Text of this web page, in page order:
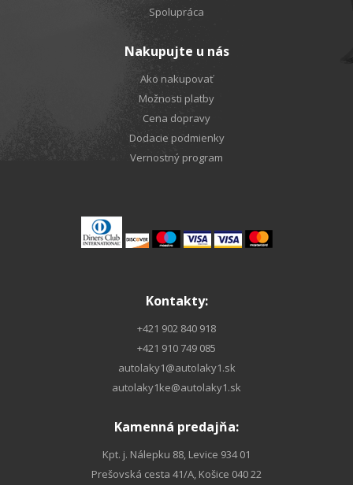
Spolupráca
Nakupujte u nás
Ako nakupovať
Možnosti platby
Cena dopravy
Dodacie podmienky
Vernostný program
Kontakty:
+421 902 840 918
+421 910 749 085
autolaky1@autolaky1.sk
autolaky1ke@autolaky1.sk
Kamenná predajňa:
Kpt. j. Nálepku 88, Levice 934 01
Prešovská cesta 41/A, Košice 040 22